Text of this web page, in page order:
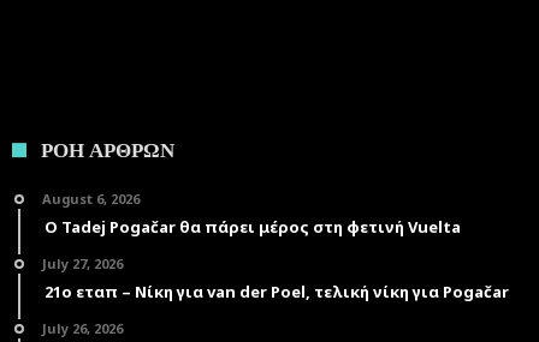
ΡΟΗ ΑΡΘΡΩΝ
August 6, 2026
Ο Tadej Pogačar θα πάρει μέρος στη φετινή Vuelta
July 27, 2026
21ο εταπ – Νίκη για van der Poel, τελική νίκη για Pogačar
July 26, 2026